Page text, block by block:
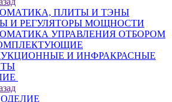
ПЛИТЫ И ТЭНЫ
И РЕГУЛЯТОРЫ МОЩНОСТИ
УПРАВЛЕНИЯ ОТБОРОМ
И ИНФРАКРАСНЫЕ